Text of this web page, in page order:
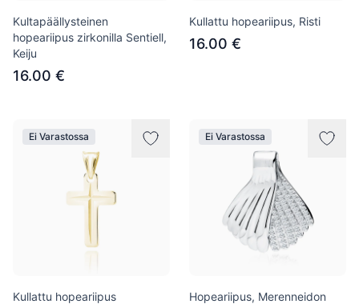
Kultapäällysteinen
hopeariipus zirkonilla Sentiell,
Keiju
16.00 €
Kullattu hopeariipus, Risti
16.00 €
Ei Varastossa
Kullattu hopeariipus
Ei Varastossa
Hopeariipus, Merenneidon